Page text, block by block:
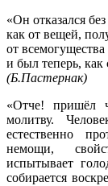
«Он отказался
как от вещей,
от всемогущества
и был теперь,
(Б.Пастернак)
«Отче! пришёл
молитву.
естественно
немощи,
испытывает
собирается